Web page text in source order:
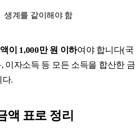
생계를 같이해야 함
이 1,000만 원 이하여야 합니다(국
이자소득 등 모든 소득을 합산한 금
.
액 표로 정리